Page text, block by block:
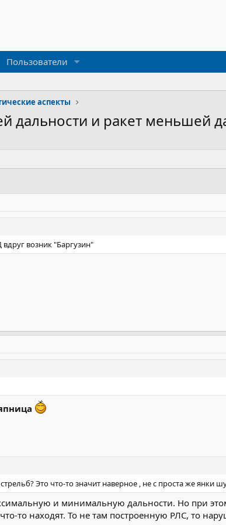
Пользователи
аспекты
дальности и ракет меньшей
возник "Баргузин"
Это что-то значит наверное , не с проста же янки
и минимальную дальности. Но при
то находят. То не там построенную РЛС, то